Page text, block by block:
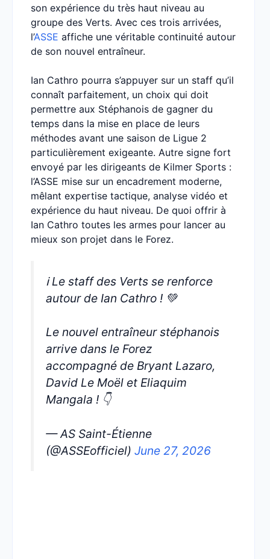
son expérience du très haut niveau au
groupe des Verts. Avec ces trois arrivées,
l’ASSE affiche une véritable continuité autour
de son nouvel entraîneur.
Ian Cathro pourra s’appuyer sur un staff qu’il
connaît parfaitement, un choix qui doit
permettre aux Stéphanois de gagner du
temps dans la mise en place de leurs
méthodes avant une saison de Ligue 2
particulièrement exigeante. Autre signe fort
envoyé par les dirigeants de Kilmer Sports :
l’ASSE mise sur un encadrement moderne,
mêlant expertise tactique, analyse vidéo et
expérience du haut niveau. De quoi offrir à
Ian Cathro toutes les armes pour lancer au
mieux son projet dans le Forez.
ℹ️ Le staff des Verts se renforce
autour de Ian Cathro ! 💚
Le nouvel entraîneur stéphanois
arrive dans le Forez
accompagné de Bryant Lazaro,
David Le Moël et Eliaquim
Mangala ! 👇
— AS Saint-Étienne
(@ASSEofficiel) June 27, 2026